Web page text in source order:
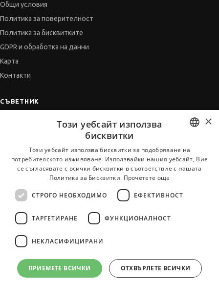
Общи условия
Политика за поверителност
Политика за бисквитките
GDPR и обработка на данни
Карта
Контакти
СЪВЕТНИК
Когато получим оферта
Vihra AI
За новодошли
Всички услуги на JobTiger
BULGARIAN
ENGLISH
×
Този уебсайт използва
бисквитки
Този уебсайт използва бисквитки за подобряване на
потребителското изживяване. Използвайки нашия уебсайт, Вие
се съгласявате с всички бисквитки в съответствие с нашата
Политика за Бисквитки. Прочетете още
СТРОГО НЕОБХОДИМО ЕФЕКТИВНОСТ
ТАРГЕТИРАНЕ ФУНКЦИОНАЛНОСТ
НЕКЛАСИФИЦИРАНИ
ПРИЕМЕТЕ ВСИЧКИ ОТХВЪРЛЕТЕ ВСИЧКИ